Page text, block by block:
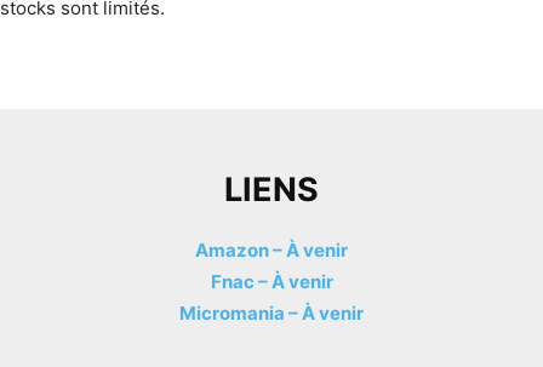
stocks sont limités.
LIENS
Amazon – À venir
Fnac – À venir
Micromania – À venir